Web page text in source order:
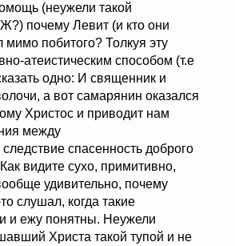
(неужели такой
почему Левит (и кто они
побитого? Толкуя эту
атеистическим способом (т.е
одно: И священник и
а вот самарянин оказался
Христос и приводит нам
между
спасенность доброго
видите сухо, примитивно,
удивительно, почему
слушал, когда такие
и ежу понятны. Неужели
Христа такой тупой и не